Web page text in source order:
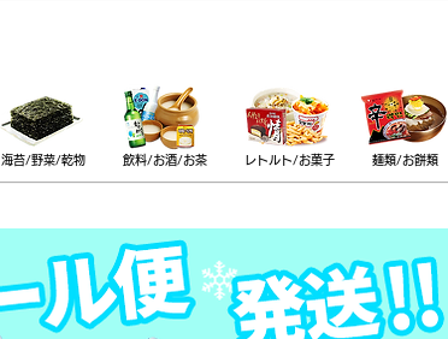
海苔/野菜/乾物 飲料/お酒/お茶 レトルト/お菓子 麺類/お餅類